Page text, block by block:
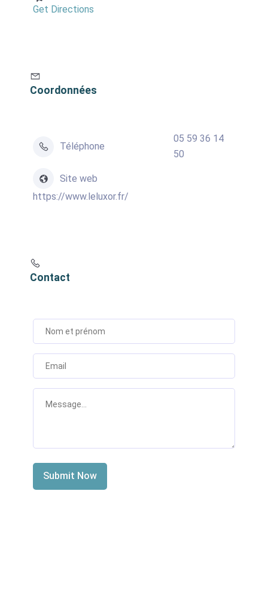
Get Directions
Coordonnées
Téléphone
05 59 36 14
50
Site web
https://www.leluxor.fr/
Contact
Submit Now